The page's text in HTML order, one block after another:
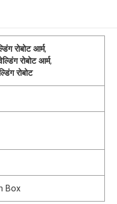
रोबोट आर्म,
रोबोट आर्म,
रोबोट
Box